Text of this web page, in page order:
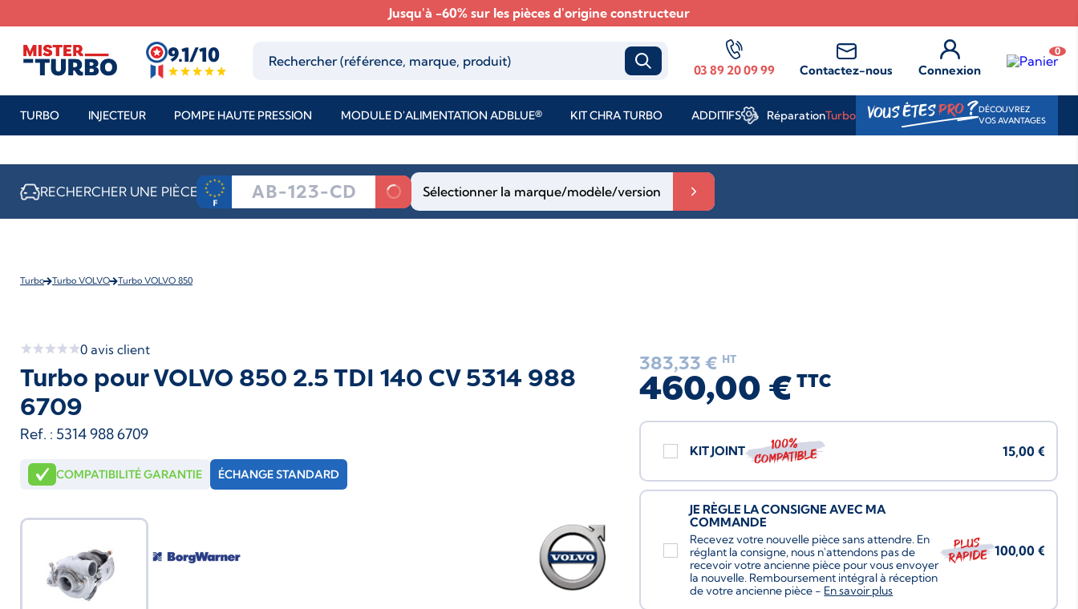
Jusqu'à -60% sur les pièces d'origine constructeur
9.1/10
03 89 20 09 99 Contactez-nous Connexion
0
TURBO INJECTEUR POMPE HAUTE PRESSION MODULE D'ALIMENTATION ADBLUE® KIT CHRA TURBO ADDITIFS RéparationTurbo VOUS ÊTESPRO?DÉCOUVREZ
VOS AVANTAGES
RECHERCHER UNE PIÈCE Sélectionner la marque/modèle/version
Turbo Turbo VOLVO Turbo VOLVO 850
0 avis client
Turbo pour VOLVO 850 2.5 TDI 140 CV 5314 988
6709
Ref. : 5314 988 6709
COMPATIBILITÉ GARANTIE ÉCHANGE STANDARD
383,33 € HT
460,00 € TTC
KIT JOINT 100%
compatible 15,00 €
JE RÈGLE LA CONSIGNE AVEC MA
COMMANDE
Recevez votre nouvelle pièce sans attendre. En
réglant la consigne, nous n'attendons pas de
recevoir votre ancienne pièce pour vous envoyer
la nouvelle. Remboursement intégral à réception
de votre ancienne pièce - En savoir plus
Plus
rapide 100,00 €